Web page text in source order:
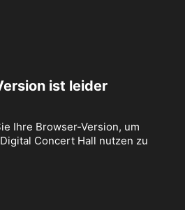
ist leider
Ihre Browser-Version, um
Concert Hall nutzen zu